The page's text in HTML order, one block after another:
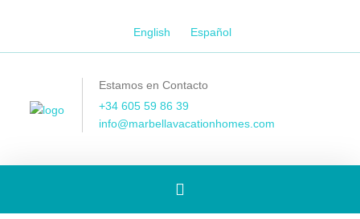
English Español
Estamos en Contacto
+34 605 59 86 39
info@marbellavacationhomes.com
[Spanish]